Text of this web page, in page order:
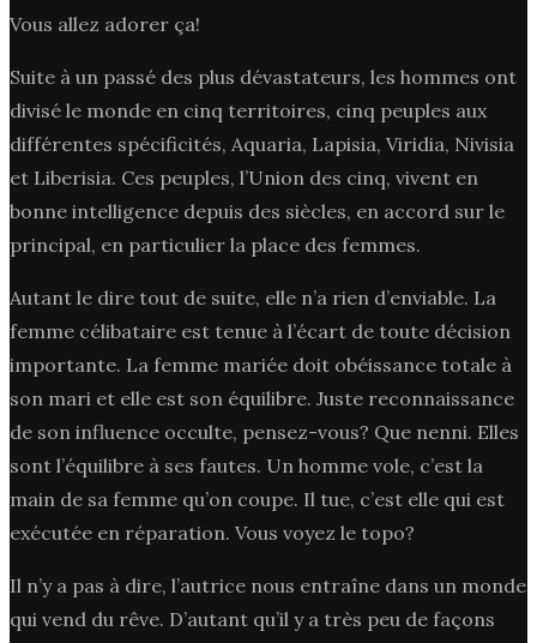
Vous allez adorer ça!
Suite à un passé des plus dévastateurs, les hommes ont
divisé le monde en cinq territoires, cinq peuples aux
différentes spécificités, Aquaria, Lapisia, Viridia, Nivisia
et Liberisia. Ces peuples, l’Union des cinq, vivent en
bonne intelligence depuis des siècles, en accord sur le
principal, en particulier la place des femmes.
Autant le dire tout de suite, elle n’a rien d’enviable. La
femme célibataire est tenue à l’écart de toute décision
importante. La femme mariée doit obéissance totale à
son mari et elle est son équilibre. Juste reconnaissance
de son influence occulte, pensez-vous? Que nenni. Elles
sont l’équilibre à ses fautes. Un homme vole, c’est la
main de sa femme qu’on coupe. Il tue, c’est elle qui est
exécutée en réparation. Vous voyez le topo?
Il n’y a pas à dire, l’autrice nous entraîne dans un monde
qui vend du rêve. D’autant qu’il y a très peu de façons